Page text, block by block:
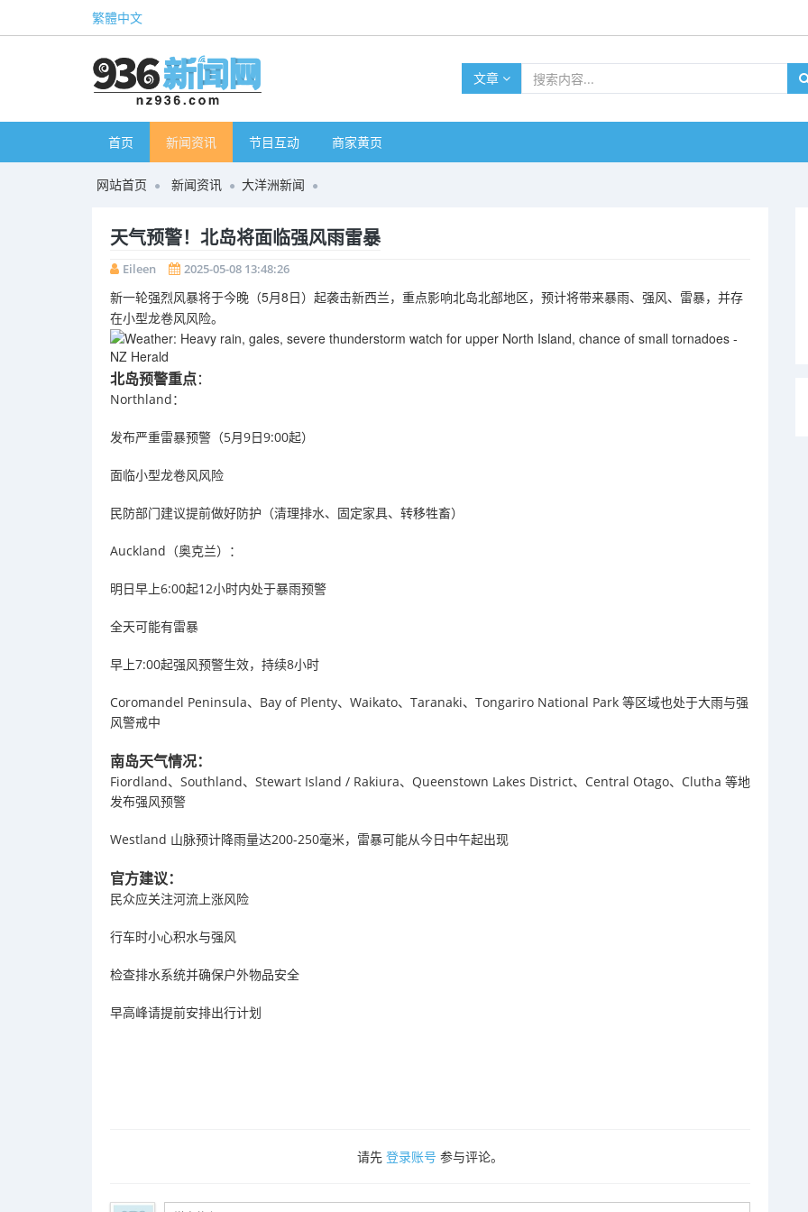
繁體中文
文章
首页 新闻资讯 节目互动 商家黄页
网站首页 新闻资讯 大洋洲新闻
天气预警！北岛将面临强风雨雷暴
Eileen 2025-05-08 13:48:26
新一轮强烈风暴将于今晚（5月8日）起袭击新西兰，重点影响北岛北部地区，预计将带来暴雨、强风、雷暴，并存
在小型龙卷风风险。
北岛预警重点：
Northland：
发布严重雷暴预警（5月9日9:00起）
面临小型龙卷风风险
民防部门建议提前做好防护（清理排水、固定家具、转移牲畜）
Auckland（奥克兰）：
明日早上6:00起12小时内处于暴雨预警
全天可能有雷暴
早上7:00起强风预警生效，持续8小时
Coromandel Peninsula、Bay of Plenty、Waikato、Taranaki、Tongariro National Park 等区域也处于大雨与强
风警戒中
南岛天气情况：
Fiordland、Southland、Stewart Island / Rakiura、Queenstown Lakes District、Central Otago、Clutha 等地
发布强风预警
Westland 山脉预计降雨量达200-250毫米，雷暴可能从今日中午起出现
官方建议：
民众应关注河流上涨风险
行车时小心积水与强风
检查排水系统并确保户外物品安全
早高峰请提前安排出行计划
请先 登录账号 参与评论。